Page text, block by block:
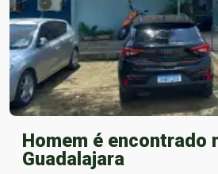
Homem é encontrado
Guadalajara